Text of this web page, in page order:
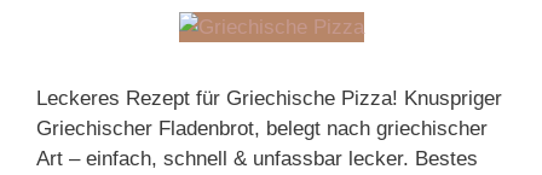
Leckeres Rezept für Griechische Pizza! Knuspriger
Griechischer Fladenbrot, belegt nach griechischer
Art – einfach, schnell & unfassbar lecker. Bestes